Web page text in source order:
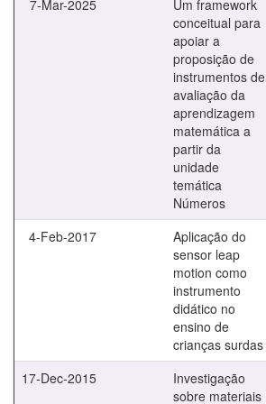
7-Mar-2025
Um framework
conceitual para
apoiar a
proposição de
instrumentos de
avaliação da
aprendizagem
matemática a
partir da
unidade
temática
Números
4-Feb-2017
Aplicação do
sensor leap
motion como
instrumento
didático no
ensino de
crianças surdas
17-Dec-2015
Investigação
sobre materiais